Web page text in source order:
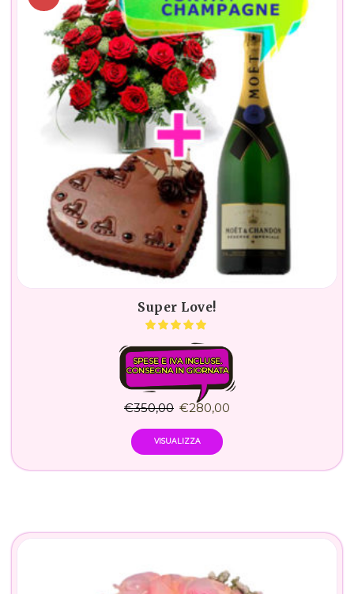
Super Love!
SPESE E IVA INCLUSE.
CONSEGNA IN GIORNATA
€350,00 €280,00
VISUALIZZA